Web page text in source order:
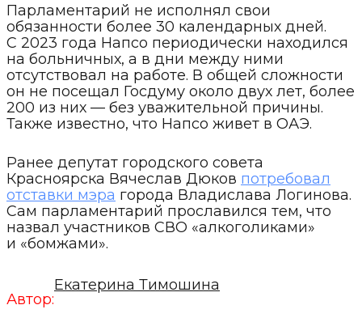
Парламентарий не исполнял свои
обязанности более 30 календарных дней.
С 2023 года Напсо периодически находился
на больничных, а в дни между ними
отсутствовал на работе. В общей сложности
он не посещал Госдуму около двух лет, более
200 из них — без уважительной причины.
Также известно, что Напсо живет в ОАЭ.
Ранее депутат городского совета
Красноярска Вячеслав Дюков потребовал
отставки мэра города Владислава Логинова.
Сам парламентарий прославился тем, что
назвал участников СВО «алкоголиками»
и «бомжами».
Автор:
Екатерина Тимошина